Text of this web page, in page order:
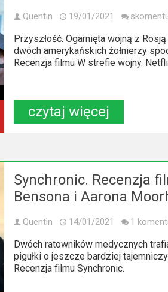
Quentin 19/01/2021
Przyszłość. Ogarnięta wojną z Rosją
dwóch amerykańskich żołnierzy
Recenzja filmu W strefie wojny.
czytaj więcej
Synchronic. Recenzja
Bensona i Aarona
Quentin 14/01/2021 1
Dwóch ratowników medycznych
pigułki o jeszcze bardziej
Recenzja filmu Synchronic.